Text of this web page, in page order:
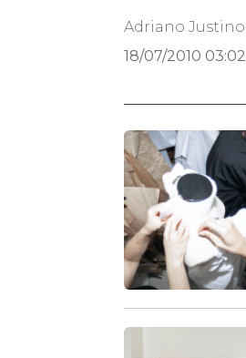
Adriano Justino
18/07/2010 03:02